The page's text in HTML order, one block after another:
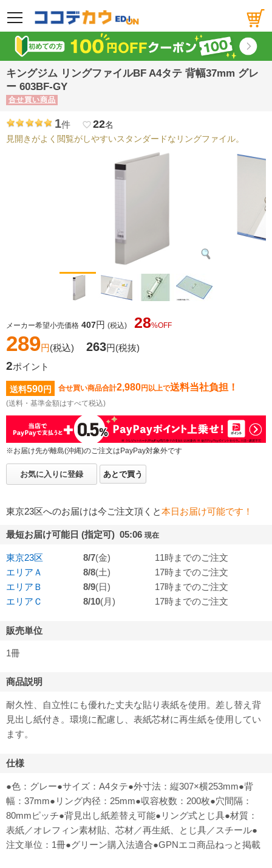
メニュー
キングジム リングファイルBF A4タテ 背幅37mm グレ
ー 603BF-GY
合せ買い商品
1件 favorite_border22名
見開きがよく閲覧がしやすいスタンダードなリングファイル。
メーカー希望小売価格 407円 (税込) 28%OFF
289円(税込) 263円(税抜)
2ポイント
送料590円 合せ買い商品合計2,980円以上で送料当社負担！
(送料・基準金額はすべて税込)
※お届け先が離島(沖縄)のご注文はPayPay対象外です
お気に入りに登録 あとで買う
東京23区へのお届けは今ご注文頂くと本日お届け可能です！
最短お届け可能日 (指定可) 05:06 現在
東京23区 8/7(金)
11時までのご注文
エリアＡ
8/8(土)
17時までのご注文
エリアＢ
8/9(日)
17時までのご注文
エリアＣ
8/10(月) 17時までのご注文
販売単位
1冊
商品説明
耐久性、自立性にも優れた丈夫な貼り表紙を使用。差し替え背
見出し紙付き。環境に配慮し、表紙芯材に再生紙を使用してい
ます。
仕様
●色：グレー●サイズ：A4タテ●外寸法：縦307×横253mm●背
幅：37mm●リング内径：25mm●収容枚数：200枚●穴間隔：
80mmピッチ●背見出し紙差替え可能●リング式とじ具●材質：
表紙／オレフィン素材貼、芯材／再生紙、とじ具／スチール●
注文単位：1冊●グリーン購入法適合●GPNエコ商品ねっと掲載